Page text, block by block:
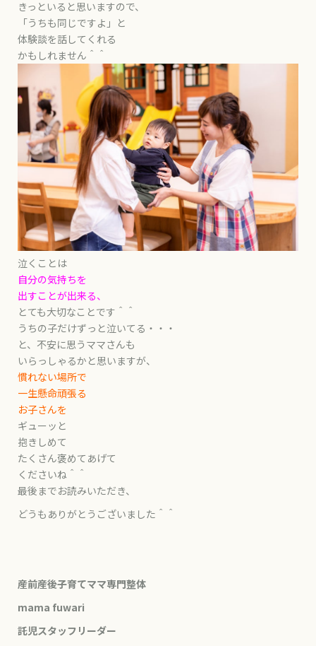
きっといると思いますので、
「うちも同じですよ」と
体験談を話してくれる
かもしれません＾＾
泣くことは
自分の気持ちを
出すことが出来る、
とても大切なことです＾＾
うちの子だけずっと泣いてる・・・
と、不安に思うママさんも
いらっしゃるかと思いますが、
慣れない場所で
一生懸命頑張る
お子さんを
ギューッと
抱きしめて
たくさん褒めてあげて
くださいね＾＾
最後までお読みいただき、
どうもありがとうございました＾＾
産前産後子育てママ専門整体
mama fuwari
託児スタッフリーダー